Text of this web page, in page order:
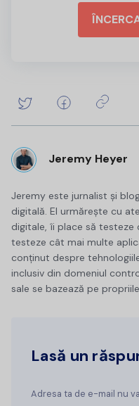
Jeremy Heyer
Jeremy este jurnalist și
digitală. El urmărește cu
digitale, îi place să
testeze cât mai multe
conținut despre
inclusiv din domeniul
sale se bazează pe
Lasă un
Adresa ta de e-mail nu